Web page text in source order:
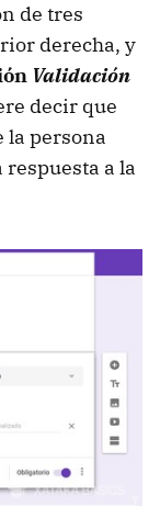
de tres
derecha, y
Validación
decir que
la persona
a la